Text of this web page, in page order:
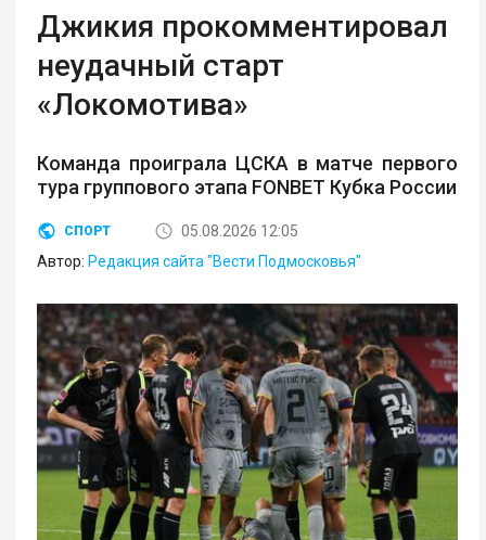
Джикия прокомментировал
неудачный старт
«Локомотива»
Команда проиграла ЦСКА в матче первого
тура группового этапа FONBET Кубка России
СПОРТ
05.08.2026 12:05
Автор: Редакция сайта "Вести Подмосковья"